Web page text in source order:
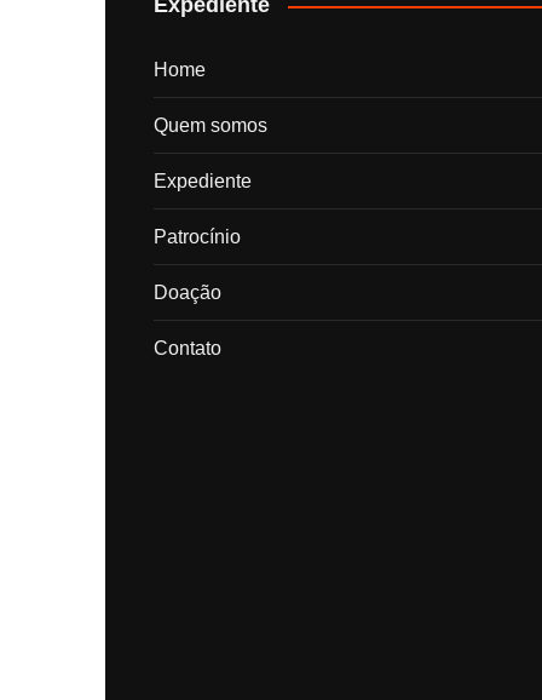
Expediente
Home
Quem somos
Expediente
Patrocínio
Doação
Contato